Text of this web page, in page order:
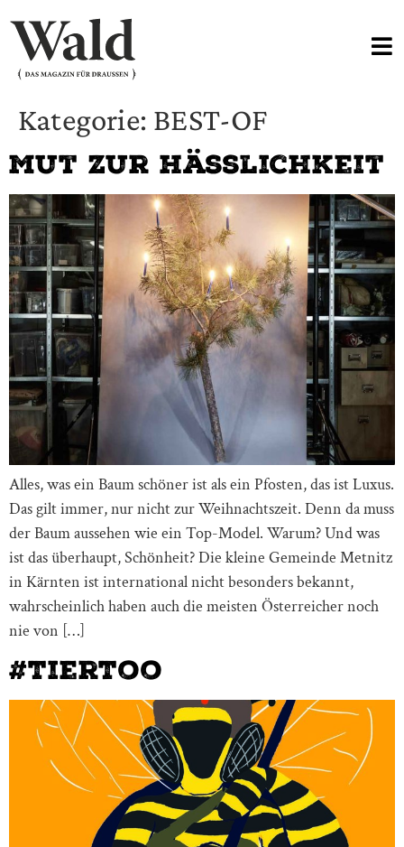
Kategorie: BEST-OF
Mut zur Hässlichkeit
Alles, was ein Baum schöner ist als ein Pfosten, das ist Luxus.
Das gilt immer, nur nicht zur Weihnachtszeit. Denn da muss
der Baum aussehen wie ein Top-Model. Warum? Und was
ist das überhaupt, Schönheit? Die kleine Gemeinde Metnitz
in Kärnten ist international nicht besonders bekannt,
wahrscheinlich haben auch die meisten Österreicher noch
nie von […]
#TierToo